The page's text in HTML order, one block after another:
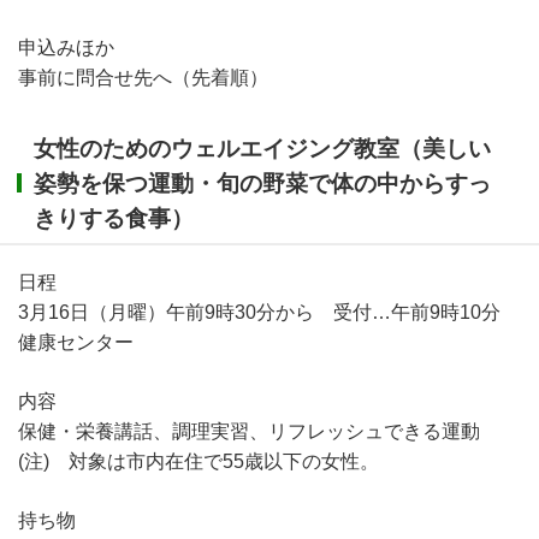
申込みほか
事前に問合せ先へ（先着順）
女性のためのウェルエイジング教室（美しい
姿勢を保つ運動・旬の野菜で体の中からすっ
きりする食事）
日程
3月16日（月曜）午前9時30分から 受付…午前9時10分
健康センター
内容
保健・栄養講話、調理実習、リフレッシュできる運動
(注) 対象は市内在住で55歳以下の女性。
持ち物